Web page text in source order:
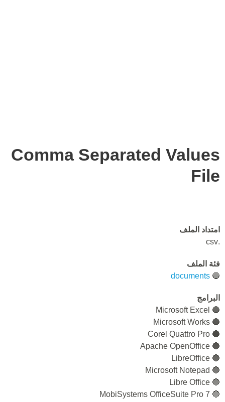
Comma Separated Values
File
امتداد الملف
.csv
فئة الملف
🔵
documents
البرامج
🔵 Microsoft Excel
🔵 Microsoft Works
🔵 Corel Quattro Pro
🔵 Apache OpenOffice
🔵 LibreOffice
🔵 Microsoft Notepad
🔵 Libre Office
🔵 MobiSystems OfficeSuite Pro 7